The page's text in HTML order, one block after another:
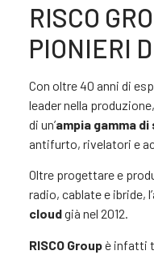
RISCO
PIONIERI
Con oltre 40 anni di
leader nella
di un’ampia gamma
antifurto, rivelatori e
Oltre progettare e
radio, cablate e ibride,
cloudgià nel 2012.
RISCO Groupè infatti